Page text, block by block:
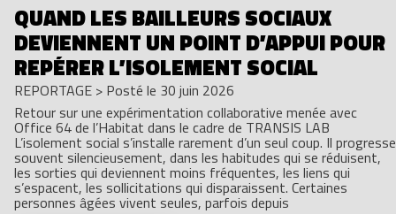
QUAND LES BAILLEURS SOCIAUX
DEVIENNENT UN POINT D’APPUI POUR
REPÉRER L’ISOLEMENT SOCIAL
REPORTAGE > Posté le 30 juin 2026
Retour sur une expérimentation collaborative menée avec
Office 64 de l’Habitat dans le cadre de TRANSIS LAB
L’isolement social s’installe rarement d’un seul coup. Il progresse
souvent silencieusement, dans les habitudes qui se réduisent,
les sorties qui deviennent moins fréquentes, les liens qui
s’espacent, les sollicitations qui disparaissent. Certaines
personnes âgées vivent seules, parfois depuis